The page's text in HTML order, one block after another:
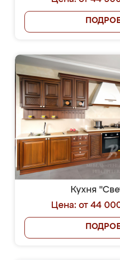
Кухня
Цена: от 44